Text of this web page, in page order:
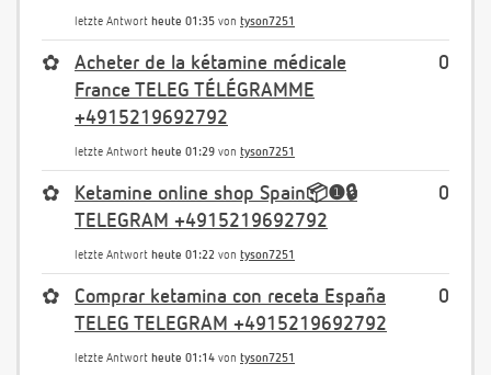
letzte Antwort heute 01:35 von tyson7251
0
✿
Acheter de la kétamine médicale
France TELEG TÉLÉGRAMME
+4915219692792
letzte Antwort heute 01:29 von tyson7251
0
✿
Ketamine online shop Spain📦❶🔒
TELEGRAM +4915219692792
letzte Antwort heute 01:22 von tyson7251
0
✿
Comprar ketamina con receta España
TELEG TELEGRAM +4915219692792
letzte Antwort heute 01:14 von tyson7251